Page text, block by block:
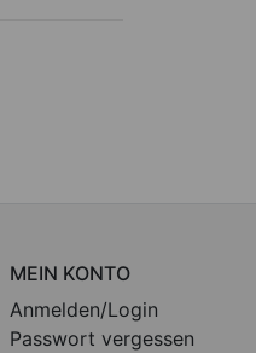
MEIN KONTO
Anmelden/Login
Passwort vergessen